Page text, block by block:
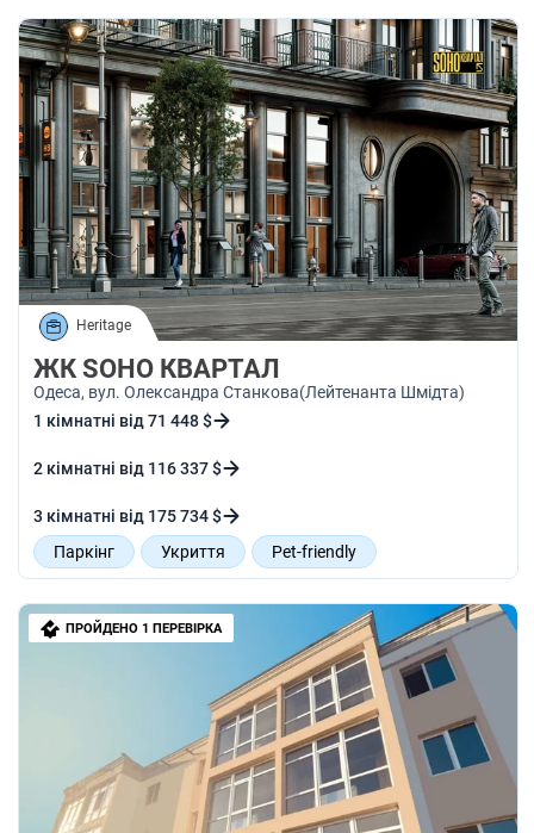
Heritage
ЖК SOHO КВАРТАЛ
Одеса, вул. Олександра Станкова(Лейтенанта Шмідта)
1 кімнатні від 71 448 $
2 кімнатні від 116 337 $
3 кімнатні від 175 734 $
Паркінг
Укриття
Pet-friendly
Інклюзівність
Звукоізоляція
Запас баку води
ПРОЙДЕНО 1 ПЕРЕВІРКА